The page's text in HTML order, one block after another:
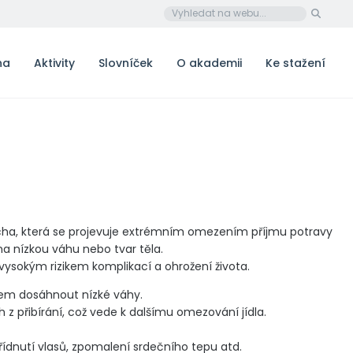
Aktivity Slovníček O akademii Ke stažení
která se projevuje extrémním omezením příjmu potravy
nízkou váhu nebo tvar těla.
rizikem komplikací a ohrožení života.
dosáhnout nízké váhy.
přibírání, což vede k dalšímu omezování jídla.
vlasů, zpomalení srdečního tepu atd.